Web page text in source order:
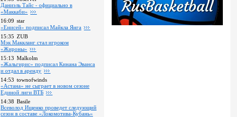
Даниэль Тайс - официально в
«Маккаби»
16:09 star
«Енисей» подписал Майкла Янга
15:35 ZUB
Мэк Маккланг стал игроком
«Жироны»
15:13 Malkolm
«Жальгирис» подписал Кинана Эванса
и отдал в аренду
14:53 townofwinds
«Астана» не сыграет в новом сезоне
Единой лиги ВТБ
14:38 Basile
Всеволод Ищенко проведет следующий
сезон в составе «Локомотива-Кубань»